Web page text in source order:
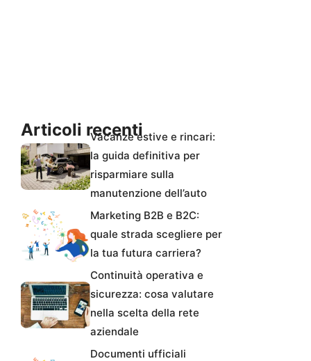
Articoli recentiVacanze estive e rincari:
la guida definitiva per
risparmiare sulla
manutenzione dell’auto
Marketing B2B e B2C:
quale strada scegliere per
la tua futura carriera?
Continuità operativa e
sicurezza: cosa valutare
nella scelta della rete
aziendale
Documenti ufficiali